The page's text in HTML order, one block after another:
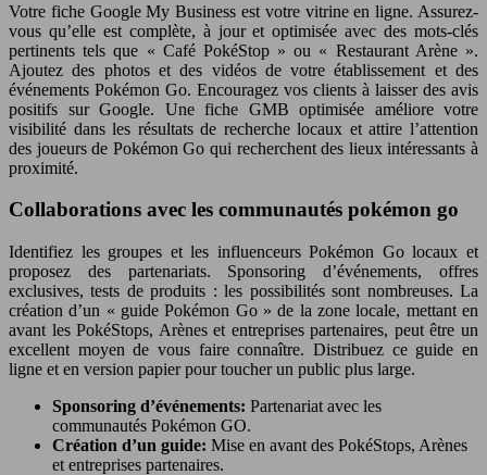
Votre fiche Google My Business est votre vitrine en ligne. Assurez-
vous qu’elle est complète, à jour et optimisée avec des mots-clés
pertinents tels que « Café PokéStop » ou « Restaurant Arène ».
Ajoutez des photos et des vidéos de votre établissement et des
événements Pokémon Go. Encouragez vos clients à laisser des avis
positifs sur Google. Une fiche GMB optimisée améliore votre
visibilité dans les résultats de recherche locaux et attire l’attention
des joueurs de Pokémon Go qui recherchent des lieux intéressants à
proximité.
Collaborations avec les communautés pokémon go
Identifiez les groupes et les influenceurs Pokémon Go locaux et
proposez des partenariats. Sponsoring d’événements, offres
exclusives, tests de produits : les possibilités sont nombreuses. La
création d’un « guide Pokémon Go » de la zone locale, mettant en
avant les PokéStops, Arènes et entreprises partenaires, peut être un
excellent moyen de vous faire connaître. Distribuez ce guide en
ligne et en version papier pour toucher un public plus large.
Sponsoring d’événements: Partenariat avec les
communautés Pokémon GO.
Création d’un guide: Mise en avant des PokéStops, Arènes
et entreprises partenaires.